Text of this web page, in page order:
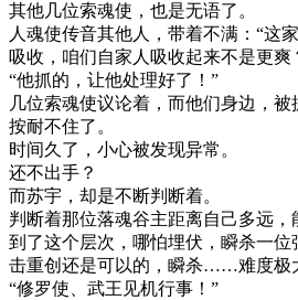
其他几位索魂使，也是无语了。
人魂使传音其他人，带着不满：“这
吸收，咱们自家人吸收起来不是更爽
“他抓的，让他处理好了！”
几位索魂使议论着，而他们身边，
按耐不住了。
时间久了，小心被发现异常。
还不出手？
而苏宇，却是不断判断着。
判断着那位落魂谷主距离自己多远，
到了这个层次，哪怕埋伏，瞬杀一
击重创还是可以的，瞬杀……难度极
“修罗使、武王见机行事！”